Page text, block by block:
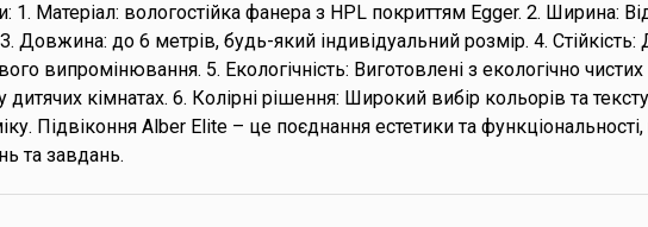
1. Матеріал: вологостійка фанера з HPL покриттям Egger. 2. Ширина:
Довжина: до 6 метрів, будь-який індивідуальний розмір. 4. Стійкість:
випромінювання. 5. Екологічність: Виготовлені з екологічно чистих
дитячих кімнатах. 6. Колірні рішення: Широкий вибір кольорів та
Підвіконня Alber Elite – це поєднання естетики та
та завдань.